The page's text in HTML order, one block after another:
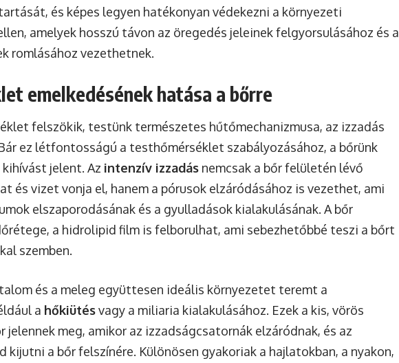
és képes legyen hatékonyan védekezni a környezeti
amelyek hosszú távon az öregedés jeleinek felgyorsulásához és a
romlásához vezethetnek.
emelkedésének hatása a bőrre
felszökik, testünk természetes hűtőmechanizmusa, az izzadás
ez létfontosságú a testhőmérséklet szabályozásához, a bőrünk
jelent. Az intenzív izzadás nemcsak a bőr felületén lévő
és vizet vonja el, hanem a pórusok elzáródásához is vezethet, ami
elszaporodásának és a gyulladások kialakulásának. A bőr
a hidrolipid film is felborulhat, ami sebezhetőbbé teszi a bőrt
szemben.
és a meleg együttesen ideális környezetet teremt a
a hőkiütésvagy a miliaria kialakulásához. Ezek a kis, vörös
jelennek meg, amikor az izzadságcsatornák elzáródnak, és az
kijutni a bőr felszínére. Különösen gyakoriak a hajlatokban, a nyakon,